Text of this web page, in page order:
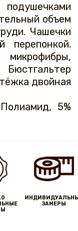
объем
Чашечки
перепонкой.
двойная
5%
ЗАМЕРЫ